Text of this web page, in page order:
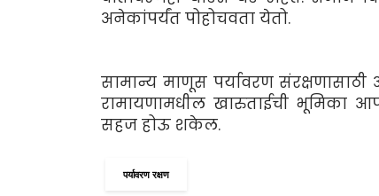
अनेकांपर्यंत पोहोचवता येतो.
सामान्य माणूस पर्यावरण
रामायणामधील खारुताईची भूमिका
सहज होऊ शकेल.
पर्यावरण रक्षण